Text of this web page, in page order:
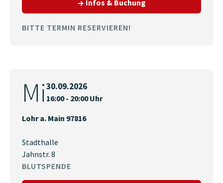
Infos & Buchung
BITTE TERMIN RESERVIEREN!
Mi30.09.2026
16:00 - 20:00 Uhr
Lohr a. Main 97816
Stadthalle
Jahnstr. 8
BLUTSPENDE